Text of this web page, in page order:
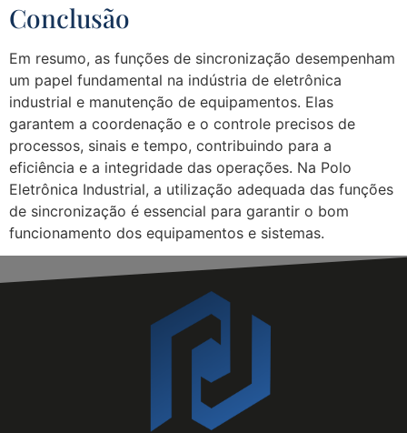
Conclusão
Em resumo, as funções de sincronização desempenham
um papel fundamental na indústria de eletrônica
industrial e manutenção de equipamentos. Elas
garantem a coordenação e o controle precisos de
processos, sinais e tempo, contribuindo para a
eficiência e a integridade das operações. Na Polo
Eletrônica Industrial, a utilização adequada das funções
de sincronização é essencial para garantir o bom
funcionamento dos equipamentos e sistemas.